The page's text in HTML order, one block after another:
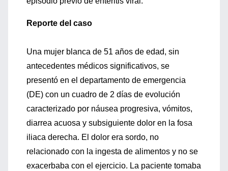
Reporte del caso
Una mujer blanca de 51 años de edad, sin
antecedentes médicos significativos, se
presentó en el departamento de emergencia
(DE) con un cuadro de 2 días de evolución
caracterizado por náusea progresiva, vómitos,
diarrea acuosa y subsiguiente dolor en la fosa
iliaca derecha. El dolor era sordo, no
relacionado con la ingesta de alimentos y no se
exacerbaba con el ejercicio. La paciente tomaba